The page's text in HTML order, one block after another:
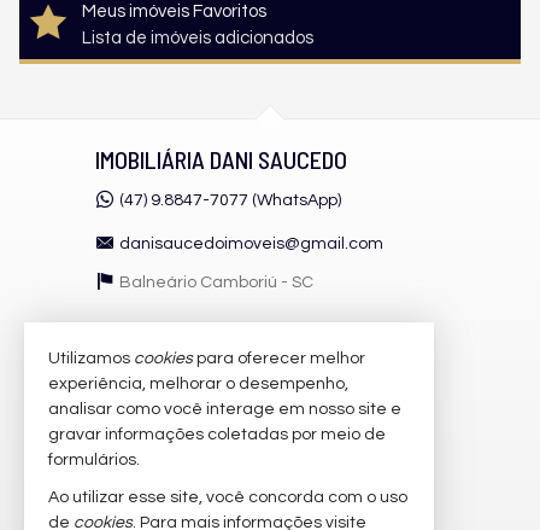
Meus imóveis Favoritos
Lista de imóveis adicionados
IMOBILIÁRIA DANI SAUCEDO
(47) 9.8847-7077 (WhatsApp)
danisaucedoimoveis@gmail.com
Balneário Camboriú - SC
VEJA MAIS
receba nosso newsletter
imóveis favoritos
Utilizamos cookiespara oferecer melhor
experiência, melhorar o desempenho,
analisar como você interage em nosso site e
gravar informações coletadas por meio de
formulários.
Ao utilizar esse site, você concorda com o uso
de cookies. Para mais informações visite